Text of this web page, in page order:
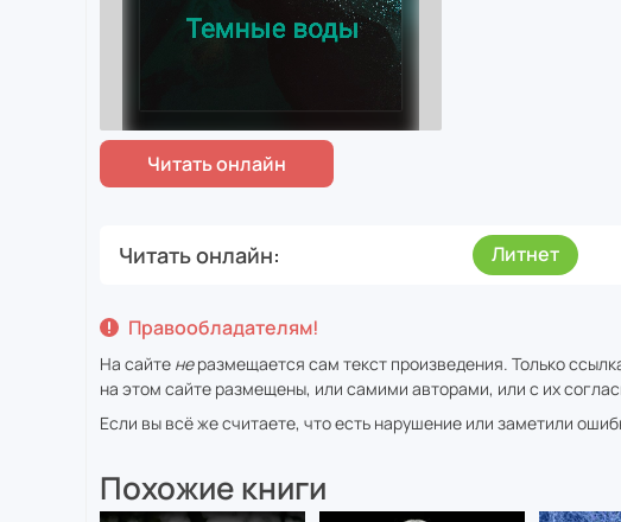
Читать онлайн Литнет
Правообладателям!
На сайте неразмещается сам текст произведения. Только
на этом сайте размещены, или самими авторами, или с их
Если вы всё же считаете, что есть нарушение или заметили
Похожие книги